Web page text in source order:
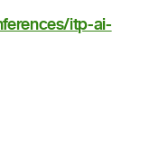
itp-ai-